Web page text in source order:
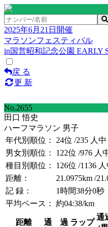
2025年6月21日開催
マラソンフェスティバル
in国営昭和記念公園 EARLY
戻 る
更 新
No.2655
田口 悟史
ハーフマラソン 男子
年代別順位：
24位 /235 人中
男女別順位：
122位 /976 人
種目別順位：
126位 /1136 人
距離：
21.0975km /
記 録：
1時間38分0秒
平均ペース：
約04:38/km
距離 通 過 ラップ
通